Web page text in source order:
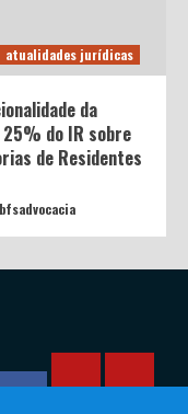
atualidades jurídicas
da
do IR sobre
de Residentes
bfsadvocacia
Calculadora